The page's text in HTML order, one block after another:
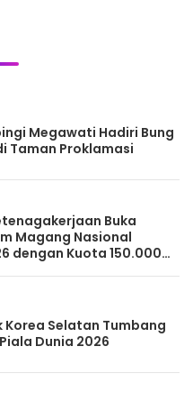
Megawati Hadiri Bung
Taman Proklamasi
Buka
Magang Nasional
dengan Kuota 150.000
Korea Selatan Tumbang
Dunia 2026